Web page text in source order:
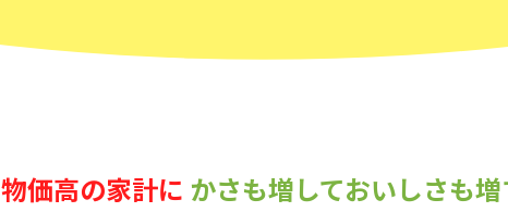
物価高の家計に かさも増しておいしさも